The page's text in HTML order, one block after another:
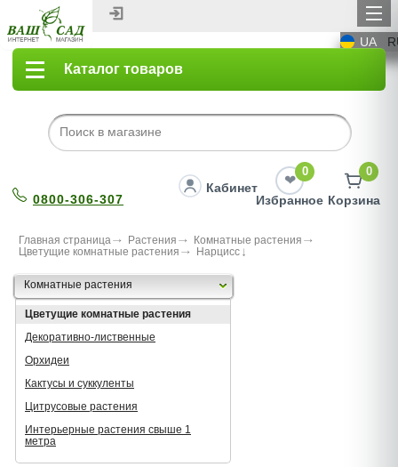
UA
Каталог товаров
0800-306-307
Кабинет
0
Избранное
0
Корзина
Главная страница Растения
Комнатные растения
Цветущие комнатные растения
Нарцисс
Комнатные растения
Цветущие комнатные растения
Декоративно-лиственные
Орхидеи
Кактусы и суккуленты
Цитрусовые растения
Интерьерные растения свыше 1
метра